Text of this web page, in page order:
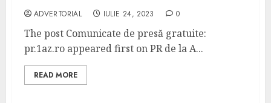
ADVERTORIAL IULIE 24, 2023 0
The post Comunicate de presă gratuite:
pr.1az.ro appeared first on PR de la A...
READ MORE